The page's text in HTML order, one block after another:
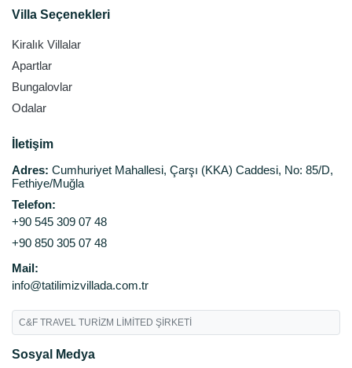
Villa Seçenekleri
Kiralık Villalar
Apartlar
Bungalovlar
Odalar
İletişim
Adres: Cumhuriyet Mahallesi, Çarşı (KKA) Caddesi, No: 85/D,
Fethiye/Muğla
Telefon:
+90 545 309 07 48
+90 850 305 07 48
Mail:
info@tatilimizvillada.com.tr
C&F TRAVEL TURİZM LİMİTED ŞİRKETİ
Sosyal Medya